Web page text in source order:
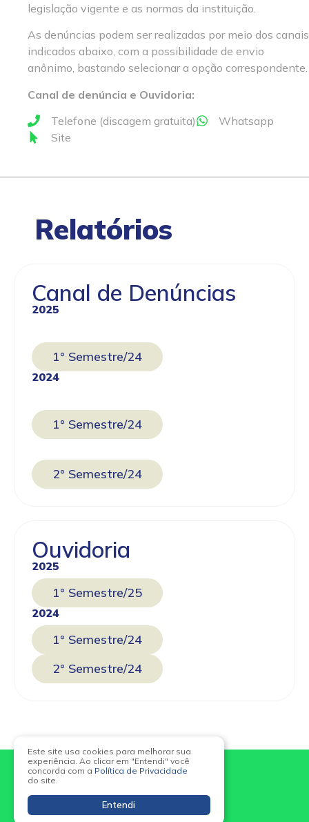
legislação vigente e as normas da instituição.
As denúncias podem ser realizadas por meio dos canais
indicados abaixo, com a possibilidade de envio
anônimo, bastando selecionar a opção correspondente.
Canal de denúncia e Ouvidoria:
Telefone (discagem gratuita)
Whatsapp
Site
Relatórios
Canal de Denúncias
2025
1° Semestre/24
2024
1° Semestre/24
2° Semestre/24
Ouvidoria
2025
1° Semestre/25
2024
1° Semestre/24
2° Semestre/24
Este site usa cookies para melhorar sua
experiência. Ao clicar em "Entendi" você
concorda com a Política de Privacidade
do site.
Entendi